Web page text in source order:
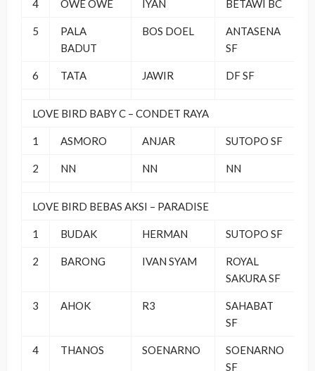
4 OWE OWE IYAN BETAWI BC
5
PALA
BADUT
BOS DOEL
ANTASENA
SF
6 TATA JAWIR DF SF
LOVE BIRD BABY C – CONDET RAYA
1 ASMORO ANJAR SUTOPO SF
2 NN NN NN
LOVE BIRD BEBAS AKSI – PARADISE
1 BUDAK HERMAN SUTOPO SF
2 BARONG IVAN SYAM
ROYAL
SAKURA SF
3 AHOK R3
SAHABAT
SF
4 THANOS SOENARNO
SOENARNO
SF